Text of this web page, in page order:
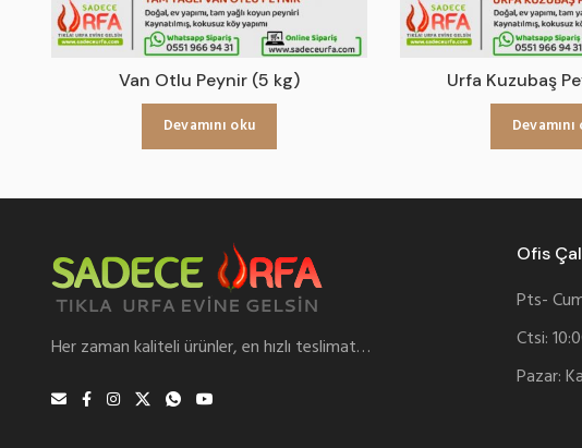
Van Otlu Peynir (5 kg)
Devamını oku
Urfa Kuzubaş
Her zaman kaliteli ürünler, en hızlı teslimat…
Ofis
Pts-
Ctsi:
Pazar: